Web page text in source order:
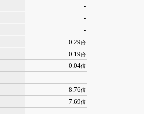
-
-
-
0.29倍
0.19倍
0.04倍
-
8.76倍
7.69倍